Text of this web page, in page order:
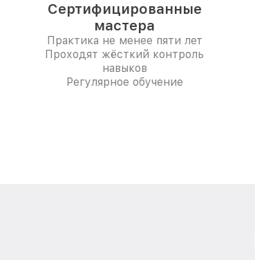
Сертифицированные
мастера
Практика не менее пяти лет
Проходят жёсткий контроль
навыков
Регулярное обучение